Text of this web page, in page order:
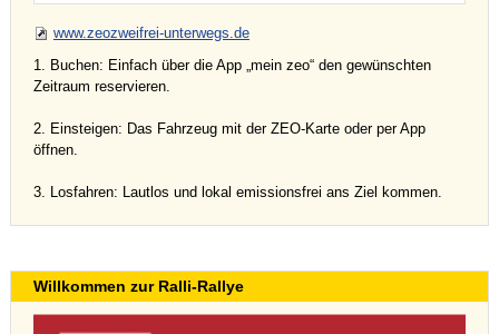
www.zeozweifrei-unterwegs.de
1. Buchen: Einfach über die App „mein zeo“ den gewünschten
Zeitraum reservieren.
2. Einsteigen: Das Fahrzeug mit der ZEO-Karte oder per App
öffnen.
3. Losfahren: Lautlos und lokal emissionsfrei ans Ziel kommen.
Willkommen zur Ralli-Rallye